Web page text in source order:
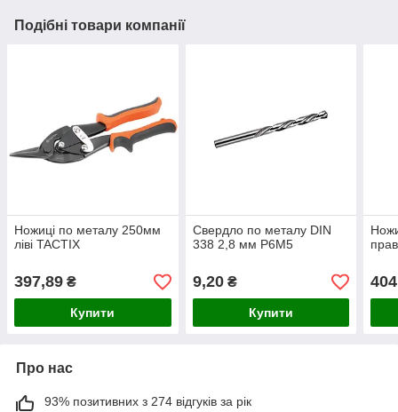
Подібні товари компанії
Ножиці по металу 250мм
ліві TACTIX
397,89 ₴
Купити
Свердло по металу DIN
338 2,8 мм P6M5
9,20₴
Купити
Про нас
93% позитивних з 274 відгуків за рік